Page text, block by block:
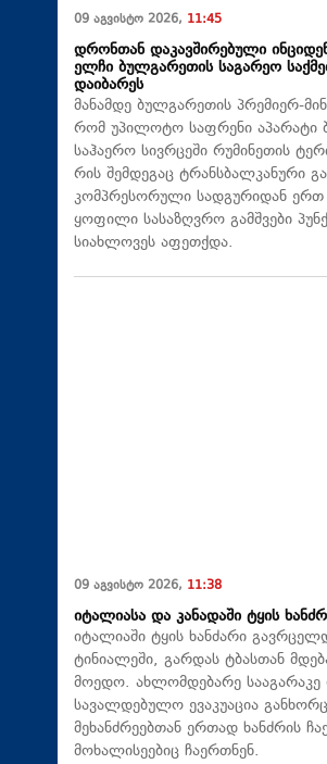
09 აგვისტო 2026, 11:45
დრონთან დაკავშირებული
ელჩი ბულგარეთის საგარეო
დაიბარეს
მანამდე ბულგარეთის პრემიერ-
რომ უპილოტო საფრენი აპარატი
საჰაერო სივრცეში რუმინეთის
რის შემდეგაც ტრანსბალკანური
კომპრესორული სადგურიდან
ყოფილი სასაზღვრო გამშვები
სიახლოვეს აფეთქდა.
09 აგვისტო 2026, 11:38
იტალიასა და კანადაში ტყის
იტალიაში ტყის ხანძარი
ტინიალეში, გარდას ტბასთან
მოედო. ახლომდებარე სააგარაკე
სავალდებულო ევაკუაცია
მეხანძრეებთან ერთად ხანძრის
მოხალისეებიც ჩაერთნენ.